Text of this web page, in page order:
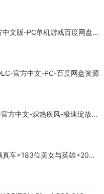
文版-PC单机游戏百度网盘
官方中文-PC-百度网盘资源
方中文-炽热疾风-极速绽放
车+183位美女与英雄+200%